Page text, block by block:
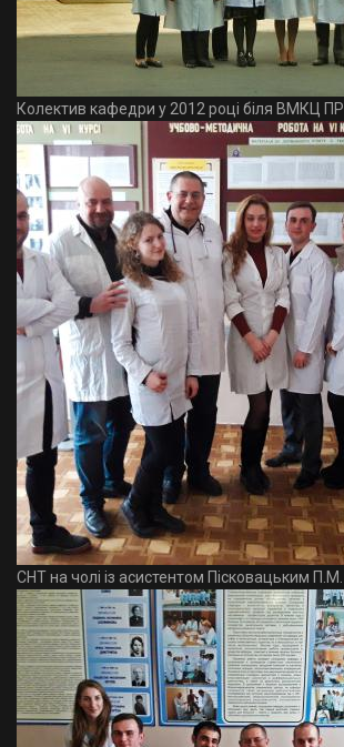
Колектив кафедри у 2012 році біля ВМКЦ ПР
СНТ на чолі із асистентом Пісковацьким П.М.